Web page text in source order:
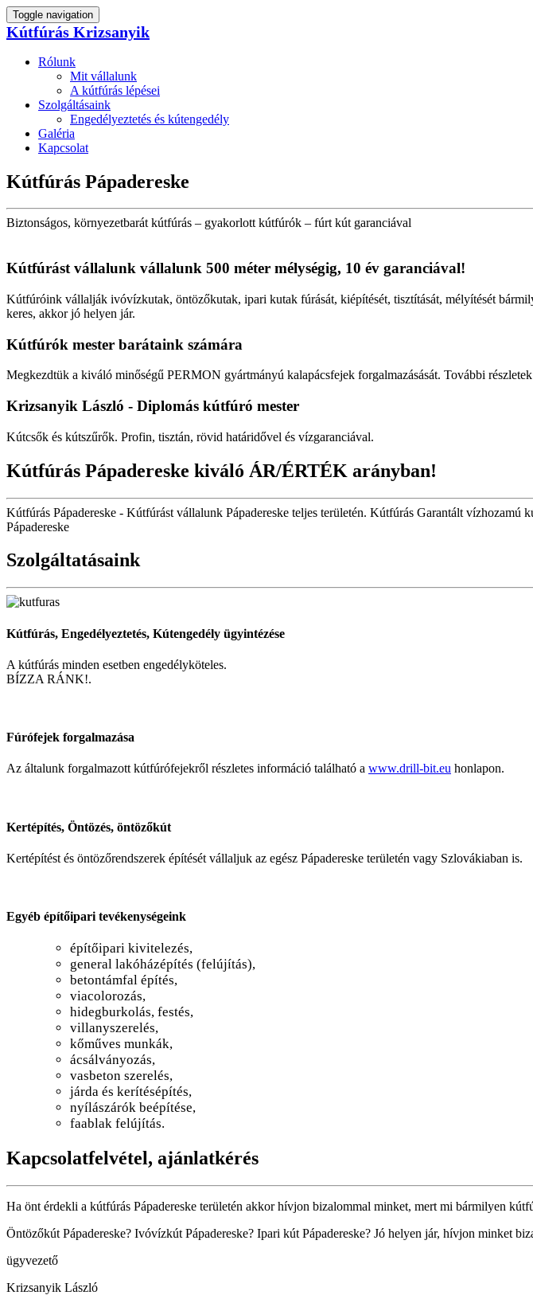
Toggle navigation
Kútfúrás Krizsanyik
Rólunk
Mit vállalunk
A kútfúrás lépései
Szolgáltásaink
Engedélyeztetés és kútengedély
Galéria
Kapcsolat
Kútfúrás Pápadereske
Biztonságos, környezetbarát kútfúrás – gyakorlott kútfúrók – fúrt kút garanciával
Kútfúrást vállalunk vállalunk 500 méter mélységig, 10 év garanciával!
Kútfúróink vállalják ivóvízkutak, öntözőkutak, ipari kutak fúrását, kiépítését, tisztítását, mélyítését
keres, akkor jó helyen jár.
Kútfúrók mester barátaink számára
Megkezdtük a kiváló minőségű PERMON gyártmányú kalapácsfejek forgalmazásását. További
Krizsanyik László - Diplomás kútfúró mester
Kútcsők és kútszűrők. Profin, tisztán, rövid határidővel és vízgaranciával.
Kútfúrás Pápadereske kiváló ÁR/ÉRTÉK arányban!
Kútfúrás Pápadereske - Kútfúrást vállalunk Pápadereske teljes területén. Kútfúrás Garantált vízhozamú
Pápadereske
Szolgáltatásaink
Kútfúrás, Engedélyeztetés, Kútengedély ügyintézése
A kútfúrás minden esetben engedélyköteles.
BÍZZA RÁNK!.
Fúrófejek forgalmazása
Az általunk forgalmazott kútfúrófejekről részletes információ található a www.drill-bit.eu honlapon.
Kertépítés, Öntözés, öntözőkút
Kertépítést és öntözőrendszerek építését vállaljuk az egész Pápadereske területén vagy Szlovákiaban is.
Egyéb építőipari tevékenységeink
építőipari kivitelezés,
general lakóházépítés (felújítás),
betontámfal építés,
viacolorozás,
hidegburkolás, festés,
villanyszerelés,
kőműves munkák,
ácsálványozás,
vasbeton szerelés,
járda és kerítésépítés,
nyílászárók beépítése,
faablak felújítás.
Kapcsolatfelvétel, ajánlatkérés
Ha önt érdekli a kútfúrás Pápadereske területén akkor hívjon bizalommal minket, mert mi bármilyen
Öntözőkút Pápadereske? Ivóvízkút Pápadereske? Ipari kút Pápadereske? Jó helyen jár, hívjon minket
ügyvezető
Krizsanyik László